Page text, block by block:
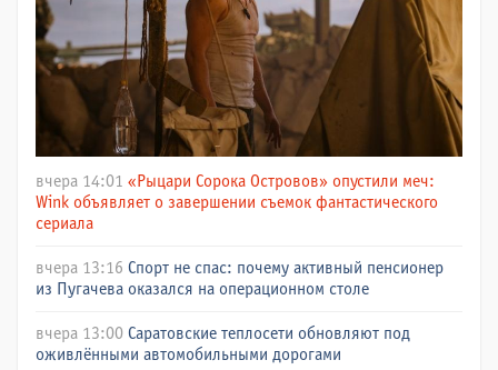
вчера 14:01 «Рыцари Сорока Островов» опустили меч:
Wink объявляет о завершении съемок фантастического
сериала
вчера 13:16 Спорт не спас: почему активный пенсионер
из Пугачева оказался на операционном столе
вчера 13:00 Саратовские теплосети обновляют под
оживлёнными автомобильными дорогами